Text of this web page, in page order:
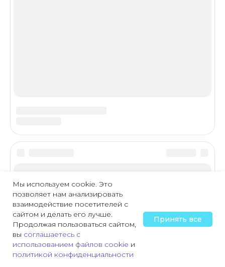
Главная Охрана труда Пожарная безопасность
Мы используем cookie. Это
позволяет нам анализировать
взаимодействие посетителей с
сайтом и делать его лучше.
Продолжая пользоваться сайтом,
вы соглашаетесь с
использованием файлов cookie и
политикой конфиденциальности
Принять все